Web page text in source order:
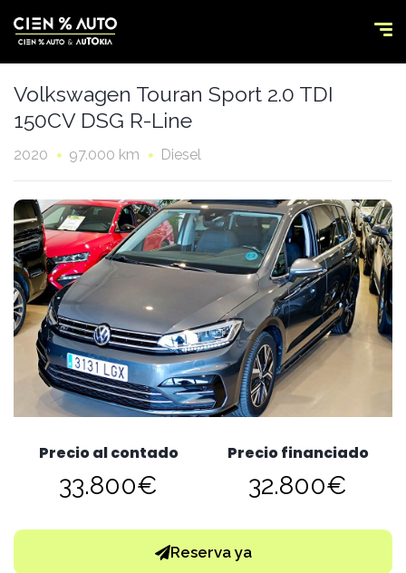
Volkswagen Touran Sport 2.0 TDI
150CV DSG R-Line
2020 97.000 km Diesel
Precio al contado
33.800€
Precio financiado
32.800€
Reserva ya